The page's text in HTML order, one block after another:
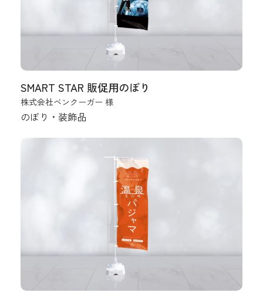
SMART STAR 販促用のぼり
株式会社ベンクーガー 様
のぼり・装飾品